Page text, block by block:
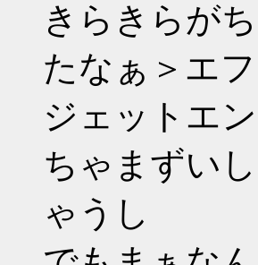
きらきらが
たなぁ＞エ
ジェットエ
ちゃまずい
ゃうし